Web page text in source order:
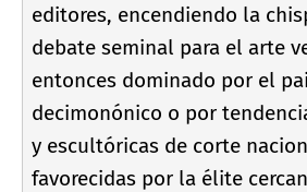
editores, encendiendo la
debate seminal para el arte
entonces dominado por el
decimonónico o por
y escultóricas de corte
favorecidas por la élite